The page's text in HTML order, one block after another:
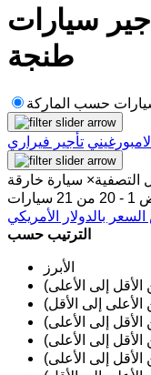
سيارات
طنجة
حسب الماركة
تأجير فيراري
× سيارة خارقة
الترتيب حسب
الأبرز